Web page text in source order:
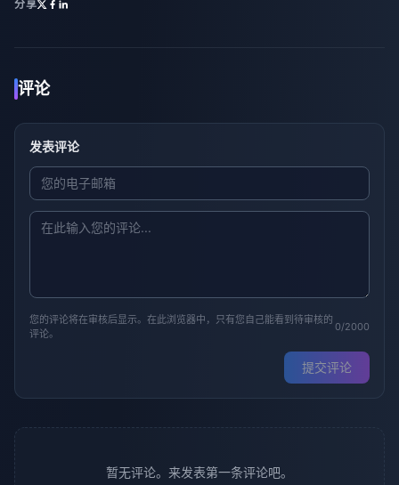
分享
评论
发表评论
您的评论将在审核后显示。在此浏览器中，只有您自己能看到待审核的
评论。
0/2000
提交评论
暂无评论。来发表第一条评论吧。